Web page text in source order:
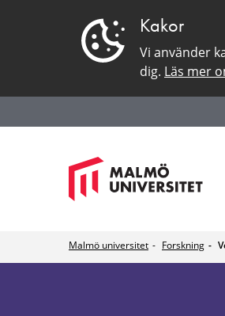
Kakor
Vi använder
dig. Läs mer
Malmö universitet Forskning